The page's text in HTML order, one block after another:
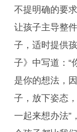
不提明确的要
让孩子主导整
子，适时提供
子》中写道：“
是你的想法，
子，放下姿态
一起来想办法”